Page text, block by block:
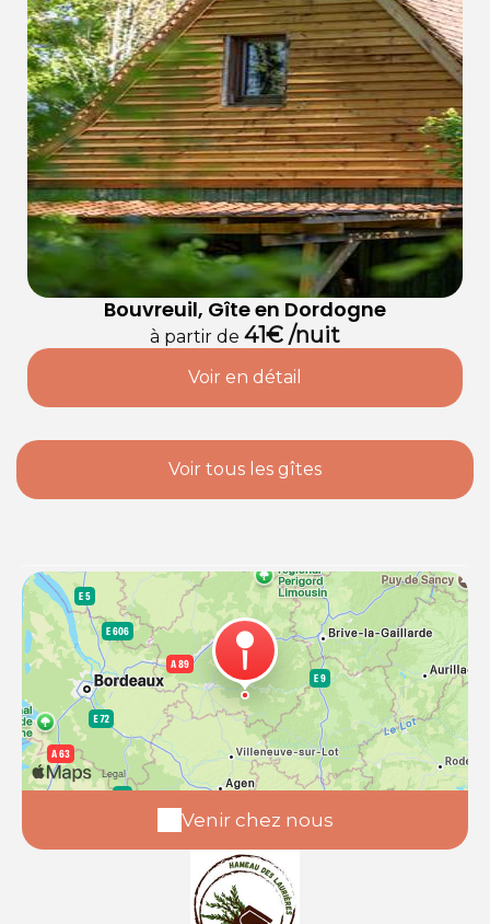
Bouvreuil, Gîte en Dordogne
à partir de 41€ /nuit
Voir en détail
Voir tous les gîtes
Venir chez nous